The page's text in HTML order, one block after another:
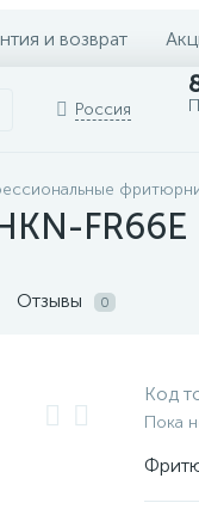
и возврат
Россия
FR66E
Отзывы 0
Код
Пока